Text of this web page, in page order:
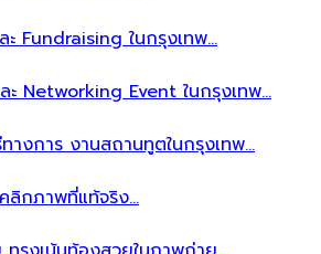
Fundraising ในกรุงเทพ…
ะ Networking Event ในกรุงเทพ…
งการ งานสถานทูตในกรุงเทพ…
ลิกภาพที่แท้จริง…